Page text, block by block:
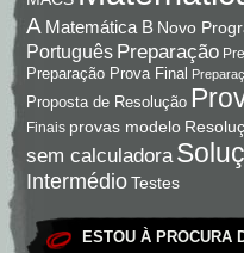
A Matemática B Novo
Português Preparação
Preparação Prova Final
Proposta de Resolução
Finais provas modelo
sem calculadora
IntermédioTestes
ESTOU À PROCURA